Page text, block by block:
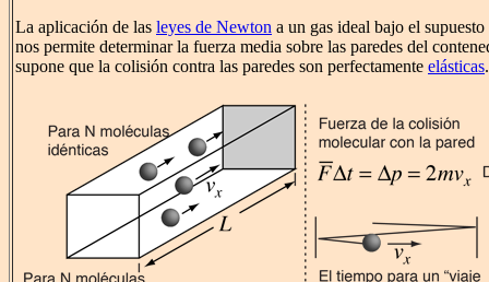
La aplicación de las leyes de Newton a un gas ideal bajo el
nos permite determinar la fuerza media sobre las paredes del
supone que la colisión contra las paredes son perfectamente elásticas.